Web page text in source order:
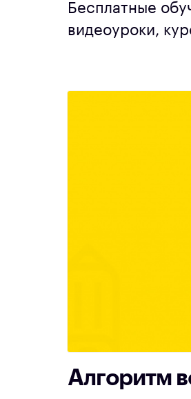
Бесплатные
видеоуроки,
Алгоритм